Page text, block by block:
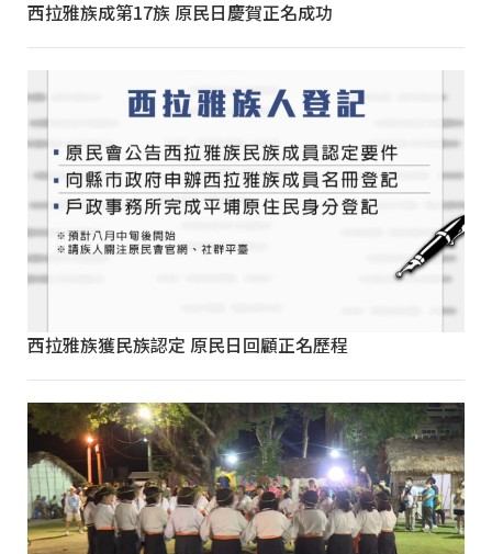
西拉雅族成第17族 原民日慶賀正名成功
西拉雅族獲民族認定 原民日回顧正名歷程